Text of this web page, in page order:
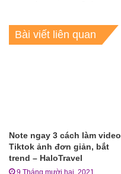
Bài viết liên quan
Note ngay 3 cách làm video
Tiktok ảnh đơn giản, bắt
trend – HaloTravel